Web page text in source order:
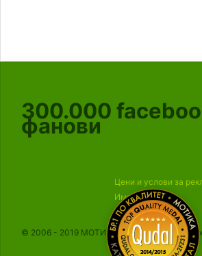
300.000
фанови
Цени и услови за
Импресум
© 2006 - 2019 МОТИКА, Сите права се